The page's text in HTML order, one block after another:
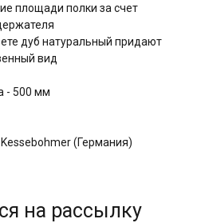
площади полки за счет
дуб натуральный придают
вид
- 500 мм
(Германия)
на рассылку